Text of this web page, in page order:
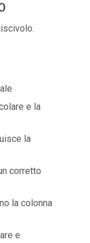
e la
la
corretto
la colonna
e